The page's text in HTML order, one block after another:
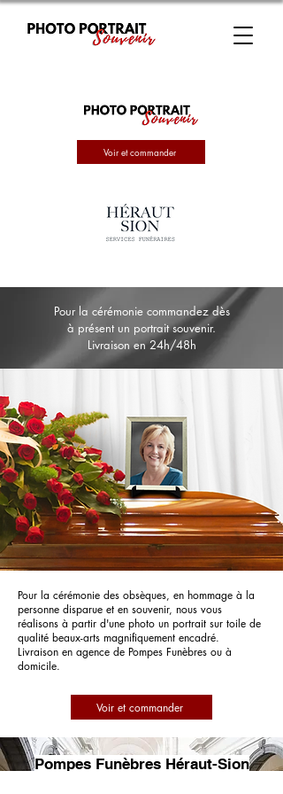
Voir et commander
Pour la cérémonie commandez dès
à présent un portrait souvenir.
Livraison en 24h/48h
Pour la cérémonie des obsèques, en hommage à la
personne disparue et en souvenir, nous vous
réalisons à partir d'une photo un portrait sur toile de
qualité beaux-arts magnifiquement encadré.
Livraison en agence de Pompes Funèbres ou à
domicile.
Voir et commander
Pompes Funèbres Héraut-Sion